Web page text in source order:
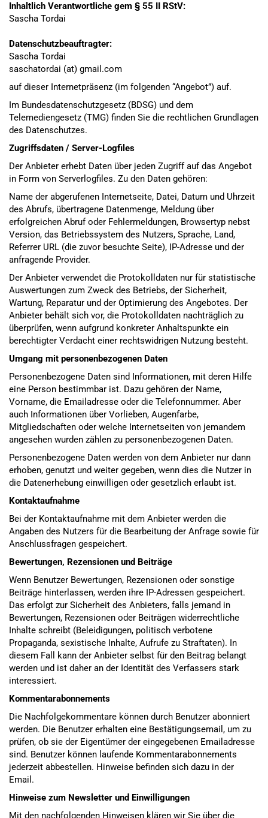
Inhaltlich Verantwortliche gem § 55 II RStV:
Sascha Tordai
Datenschutzbeauftragter:
Sascha Tordai
saschatordai (at) gmail.com
auf dieser Internetpräsenz (im folgenden “Angebot”) auf.
Im Bundesdatenschutzgesetz (BDSG) und dem
Telemediengesetz (TMG) finden Sie die rechtlichen Grundlagen
des Datenschutzes.
Zugriffsdaten / Server-Logfiles
Der Anbieter erhebt Daten über jeden Zugriff auf das Angebot
in Form von Serverlogfiles. Zu den Daten gehören:
Name der abgerufenen Internetseite, Datei, Datum und Uhrzeit
des Abrufs, übertragene Datenmenge, Meldung über
erfolgreichen Abruf oder Fehlermeldungen, Browsertyp nebst
Version, das Betriebssystem des Nutzers, Sprache, Land,
Referrer URL (die zuvor besuchte Seite), IP-Adresse und der
anfragende Provider.
Der Anbieter verwendet die Protokolldaten nur für statistische
Auswertungen zum Zweck des Betriebs, der Sicherheit,
Wartung, Reparatur und der Optimierung des Angebotes. Der
Anbieter behält sich vor, die Protokolldaten nachträglich zu
überprüfen, wenn aufgrund konkreter Anhaltspunkte ein
berechtigter Verdacht einer rechtswidrigen Nutzung besteht.
Umgang mit personenbezogenen Daten
Personenbezogene Daten sind Informationen, mit deren Hilfe
eine Person bestimmbar ist. Dazu gehören der Name,
Vorname, die Emailadresse oder die Telefonnummer. Aber
auch Informationen über Vorlieben, Augenfarbe,
Mitgliedschaften oder welche Internetseiten von jemandem
angesehen wurden zählen zu personenbezogenen Daten.
Personenbezogene Daten werden von dem Anbieter nur dann
erhoben, genutzt und weiter gegeben, wenn dies die Nutzer in
die Datenerhebung einwilligen oder gesetzlich erlaubt ist.
Kontaktaufnahme
Bei der Kontaktaufnahme mit dem Anbieter werden die
Angaben des Nutzers für die Bearbeitung der Anfrage sowie für
Anschlussfragen gespeichert.
Bewertungen, Rezensionen und Beiträge
Wenn Benutzer Bewertungen, Rezensionen oder sonstige
Beiträge hinterlassen, werden ihre IP-Adressen gespeichert.
Das erfolgt zur Sicherheit des Anbieters, falls jemand in
Bewertungen, Rezensionen oder Beiträgen widerrechtliche
Inhalte schreibt (Beleidigungen, politisch verbotene
Propaganda, sexistische Inhalte, Aufrufe zu Straftaten). In
diesem Fall kann der Anbieter selbst für den Beitrag belangt
werden und ist daher an der Identität des Verfassers stark
interessiert.
Kommentarabonnements
Die Nachfolgekommentare können durch Benutzer abonniert
werden. Die Benutzer erhalten eine Bestätigungsemail, um zu
prüfen, ob sie der Eigentümer der eingegebenen Emailadresse
sind. Benutzer können laufende Kommentarabonnements
jederzeit abbestellen. Hinweise befinden sich dazu in der
Email.
Hinweise zum Newsletter und Einwilligungen
Mit den nachfolgenden Hinweisen klären wir Sie über die